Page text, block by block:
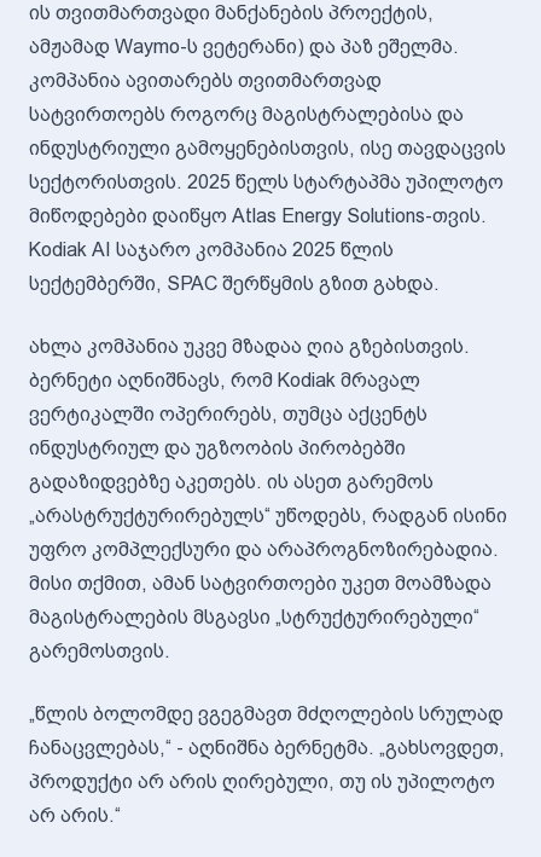
ის თვითმართვადი მანქანების პროექტის,
ამჟამად Waymo-ს ვეტერანი) და პაზ ეშელმა.
კომპანია ავითარებს თვითმართვად
სატვირთოებს როგორც მაგისტრალებისა და
ინდუსტრიული გამოყენებისთვის, ისე თავდაცვის
სექტორისთვის. 2025 წელს სტარტაპმა უპილოტო
მიწოდებები დაიწყო Atlas Energy Solutions-თვის.
Kodiak AI საჯარო კომპანია 2025 წლის
სექტემბერში, SPAC შერწყმის გზით გახდა.
ახლა კომპანია უკვე მზადაა ღია გზებისთვის.
ბერნეტი აღნიშნავს, რომ Kodiak მრავალ
ვერტიკალში ოპერირებს, თუმცა აქცენტს
ინდუსტრიულ და უგზოობის პირობებში
გადაზიდვებზე აკეთებს. ის ასეთ გარემოს
„არასტრუქტურირებულს“ უწოდებს, რადგან ისინი
უფრო კომპლექსური და არაპროგნოზირებადია.
მისი თქმით, ამან სატვირთოები უკეთ მოამზადა
მაგისტრალების მსგავსი „სტრუქტურირებული“
გარემოსთვის.
„წლის ბოლომდე ვგეგმავთ მძღოლების სრულად
ჩანაცვლებას,“ - აღნიშნა ბერნეტმა. „გახსოვდეთ,
პროდუქტი არ არის ღირებული, თუ ის უპილოტო
არ არის.“